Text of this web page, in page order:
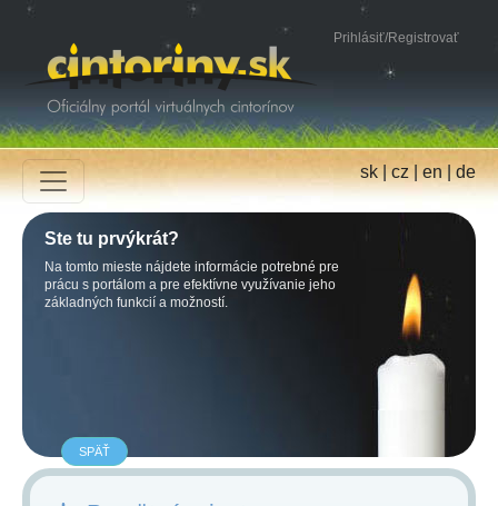
Prihlásiť/Registrovať
sk|cz|en|de
Ste tu prvýkrát?
Na tomto mieste nájdete informácie potrebné pre
prácu s portálom a pre efektívne využívanie jeho
základných funkcií a možností.
SPÄŤ